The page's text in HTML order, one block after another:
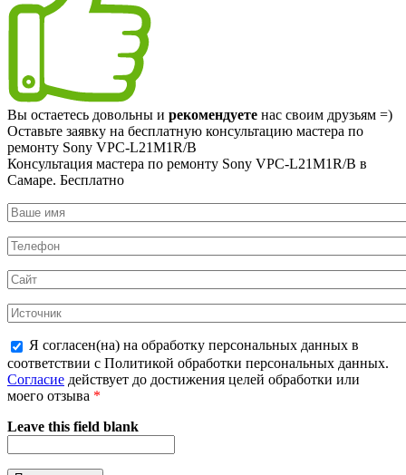
Вы остаетесь довольны и рекомендуете нас своим друзьям =)
Оставьте заявку на бесплатную консультацию мастера по
ремонту Sony VPC-L21M1R/B
Консультация мастера по ремонту Sony VPC-L21M1R/B в
Самаре. Бесплатно
Я согласен(на) на обработку персональных данных в
соответствии с Политикой обработки персональных данных.
Согласие действует до достижения целей обработки или
моего отзыва *
Leave this field blank